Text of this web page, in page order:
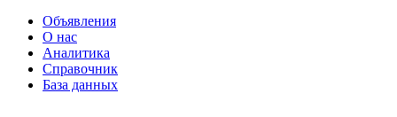
Объявления
О нас
Аналитика
Справочник
База данных